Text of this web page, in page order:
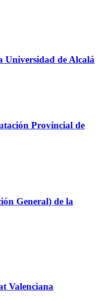
de Alcalá
Provincial de
General) de la
Valenciana